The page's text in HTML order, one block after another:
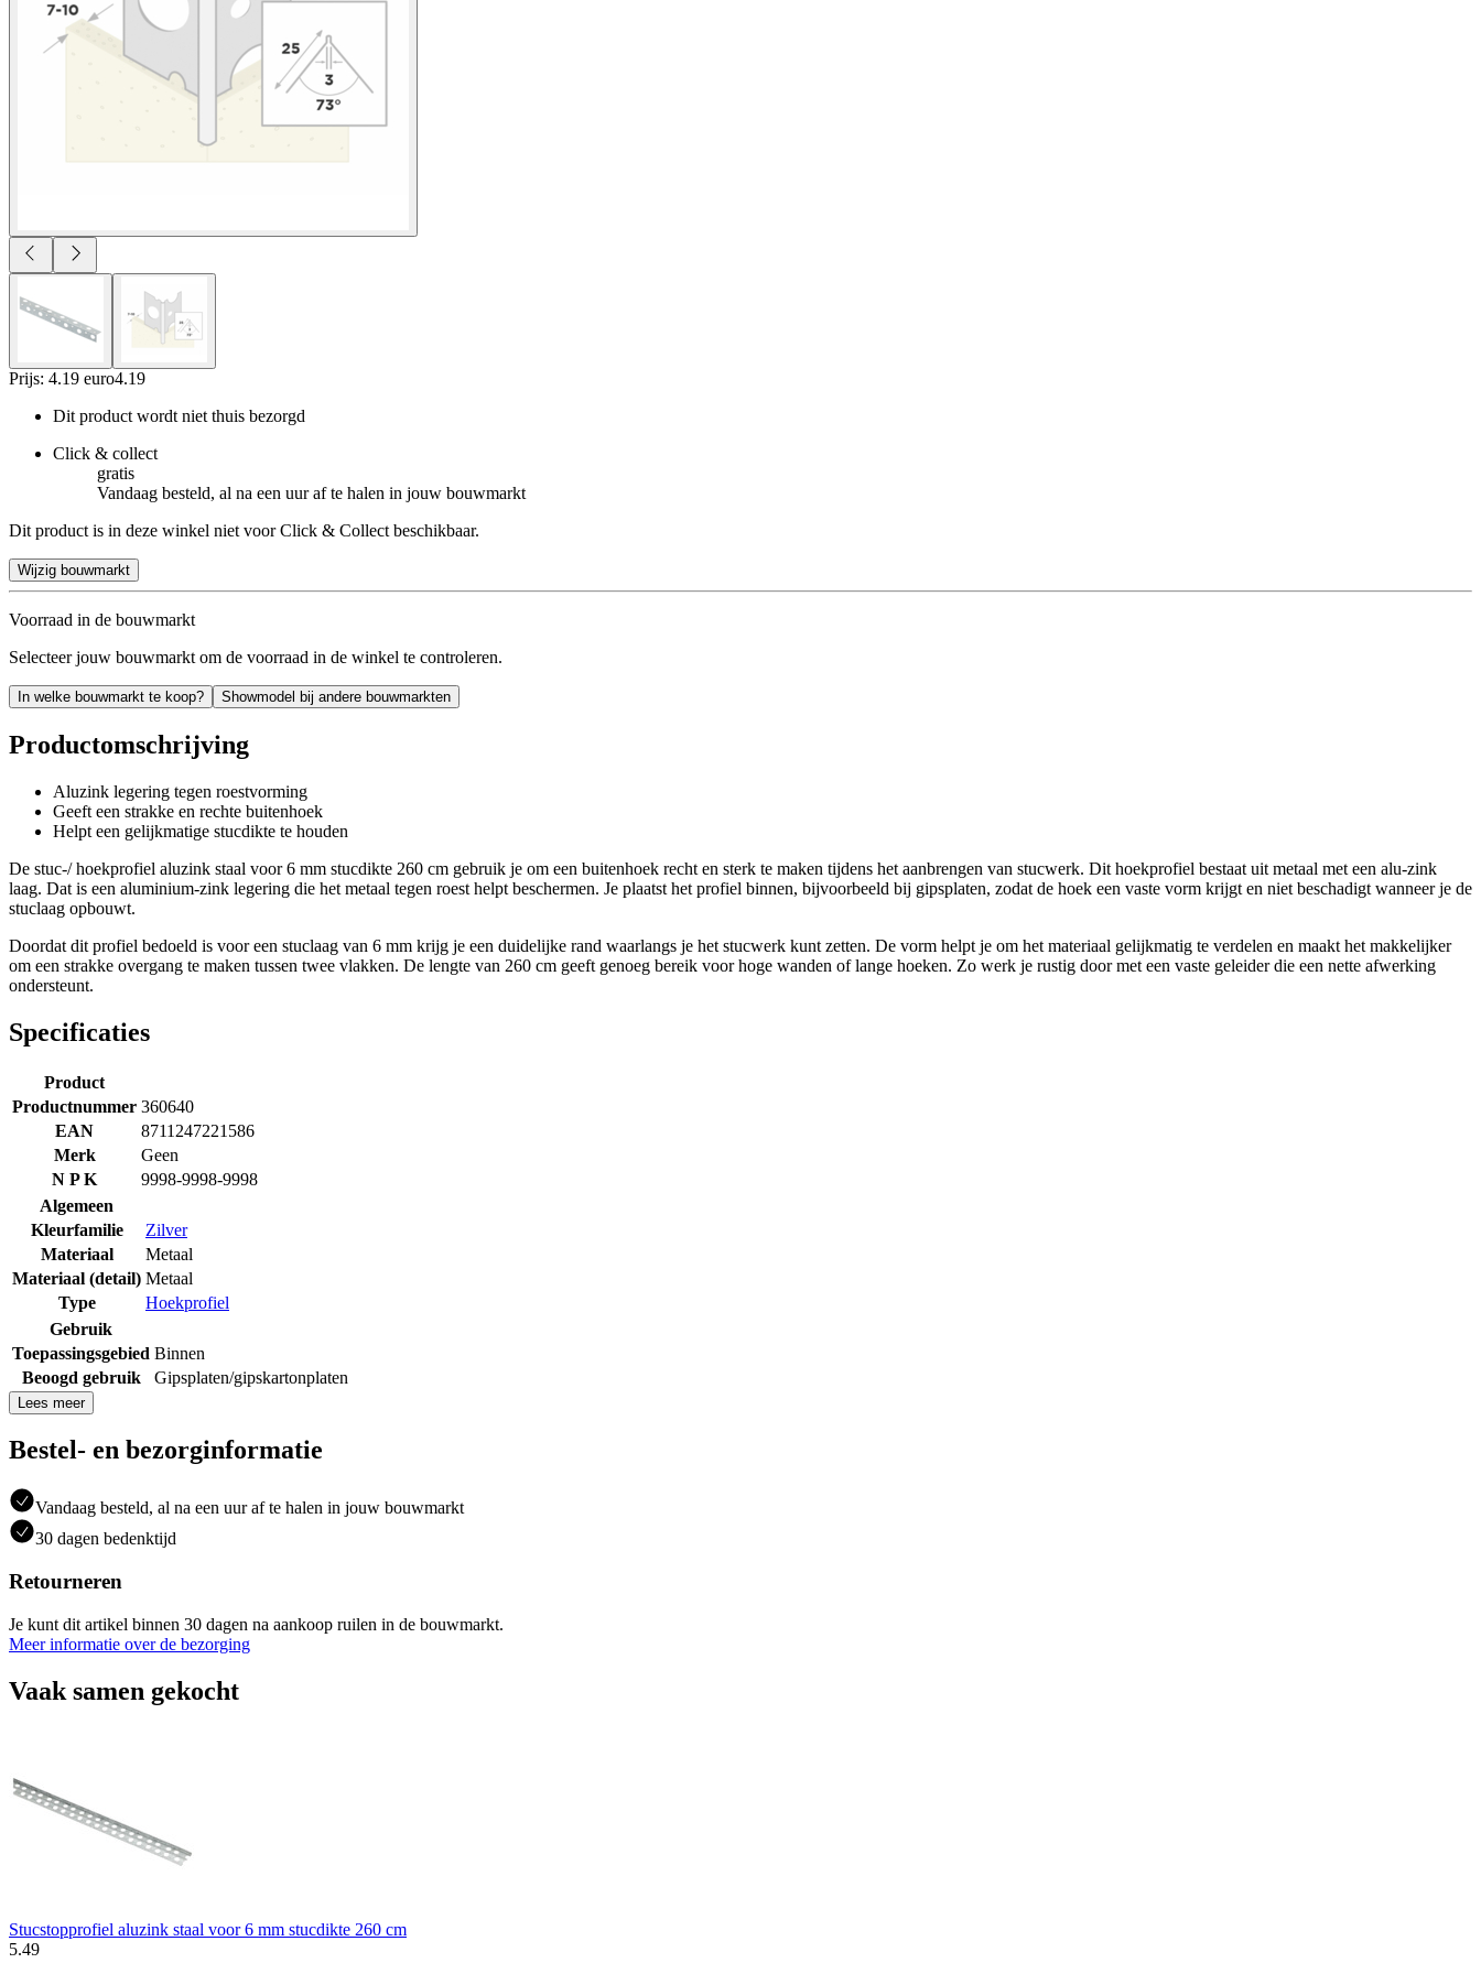
Prijs: 4.19 euro4.19
Dit product wordt niet thuis bezorgd
Click & collect
gratis
Vandaag besteld, al na een uur af te halen in jouw bouwmarkt
Dit product is in deze winkel niet voor Click & Collect beschikbaar.
Wijzig bouwmarkt
Voorraad in de bouwmarkt
Selecteer jouw bouwmarkt om de voorraad in de winkel te controleren.
In welke bouwmarkt te koop? Showmodel bij andere bouwmarkten
Productomschrijving
Aluzink legering tegen roestvorming
Geeft een strakke en rechte buitenhoek
Helpt een gelijkmatige stucdikte te houden
De stuc-/ hoekprofiel aluzink staal voor 6 mm stucdikte 260 cm gebruik je om een buitenhoek recht en sterk te maken tijdens het aanbrengen van stucwerk. Dit hoekprofiel bestaat uit metaal met een alu-zink
laag. Dat is een aluminium-zink legering die het metaal tegen roest helpt beschermen. Je plaatst het profiel binnen, bijvoorbeeld bij gipsplaten, zodat de hoek een vaste vorm krijgt en niet beschadigt wanneer je de
stuclaag opbouwt.
Doordat dit profiel bedoeld is voor een stuclaag van 6 mm krijg je een duidelijke rand waarlangs je het stucwerk kunt zetten. De vorm helpt je om het materiaal gelijkmatig te verdelen en maakt het makkelijker
om een strakke overgang te maken tussen twee vlakken. De lengte van 260 cm geeft genoeg bereik voor hoge wanden of lange hoeken. Zo werk je rustig door met een vaste geleider die een nette afwerking
ondersteunt.
Specificaties
Product
Productnummer 360640
EAN
8711247221586
Merk
Geen
N P K
9998-9998-9998
Algemeen
Kleurfamilie
Zilver
Materiaal
Metaal
Materiaal (detail) Metaal
Type
Hoekprofiel
Gebruik
Toepassingsgebied Binnen
Beoogd gebruik
Gipsplaten/gipskartonplaten
Lees meer
Bestel- en bezorginformatie
Vandaag besteld, al na een uur af te halen in jouw bouwmarkt
30 dagen bedenktijd
Retourneren
Je kunt dit artikel binnen 30 dagen na aankoop ruilen in de bouwmarkt.
Meer informatie over de bezorging
Vaak samen gekocht
Stucstopprofiel aluzink staal voor 6 mm stucdikte 260 cm
5.49